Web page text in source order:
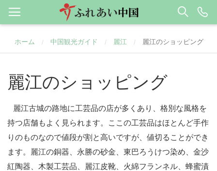
ホーム / 中国観光ガイド / 麗江 / 麗江のショッピング
麗江のショッピング
麗江古城の路地に工芸品の店が多くあり、格別な風格を
持つ店舗もよく見られます。ここの工芸品はほとんど手作
りのものなので値段が割と高いですが、値切ることができ
ます。麗江の銅器、永勝の砂金、東巴ろうけつ染め、金沙
紅陶器、木製工芸品、麗江皮靴、火綿フランネル、蜂蜜漬